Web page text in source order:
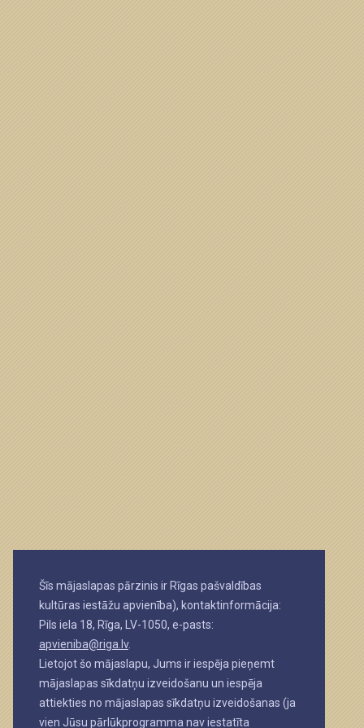
Šīs mājaslapas pārzinis ir Rīgas pašvaldības
kultūras iestāžu apvienība), kontaktinformācija:
Pils iela 18, Rīga, LV-1050, e-pasts:
apvieniba@riga.lv.
Lietojot šo mājaslapu, Jums ir iespēja pieņemt
mājaslapas sīkdatņu izveidošanu un iespēja
attiekties no mājaslapas sīkdatņu izveidošanas (ja
vien Jūsu pārlūkprogramma nav iestatīta